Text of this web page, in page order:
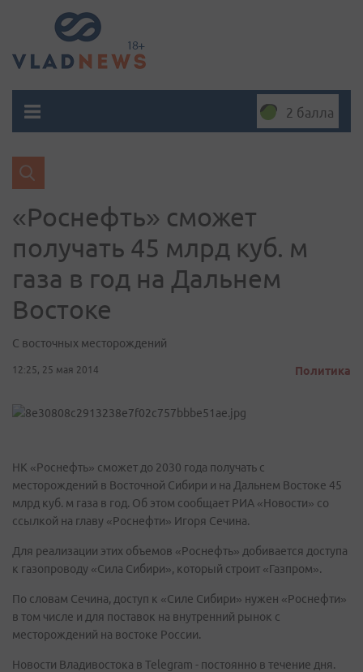
2 балла
«Роснефть» сможет
получать 45 млрд куб. м
газа в год на Дальнем
Востоке
С восточных месторождений
12:25, 25 мая 2014 Политика
НК «Роснефть» сможет до 2030 года получать с
месторождений в Восточной Сибири и на Дальнем Востоке 45
млрд куб. м газа в год. Об этом сообщает РИА «Новости» со
ссылкой на главу «Роснефти» Игоря Сечина.
Для реализации этих объемов «Роснефть» добивается доступа
к газопроводу «Сила Сибири», который строит «Газпром».
По словам Сечина, доступ к «Силе Сибири» нужен «Роснефти»
в том числе и для поставок на внутренний рынок с
месторождений на востоке России.
Новости Владивостока в Telegram - постоянно в течение дня.